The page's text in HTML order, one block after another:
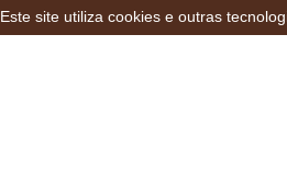
Este site utiliza cookies e outras